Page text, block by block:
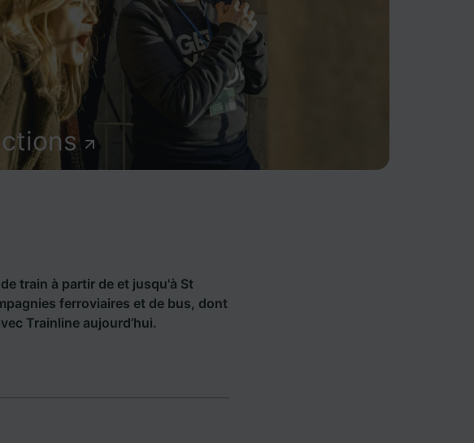
train à partir de et jusqu'à St
ferroviaires et de bus, dont
Trainline aujourd’hui.